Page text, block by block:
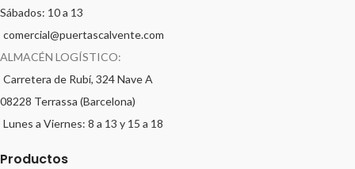
Sábados: 10 a 13
comercial@puertascalvente.com
ALMACÉN LOGÍSTICO:
Carretera de Rubí, 324 Nave A
08228 Terrassa (Barcelona)
Lunes a Viernes: 8 a 13 y 15 a 18
Productos